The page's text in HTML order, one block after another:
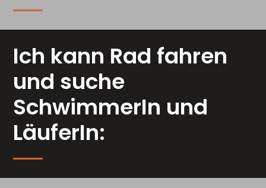
Ich kann Rad fahren
und suche
SchwimmerIn und
LäuferIn: